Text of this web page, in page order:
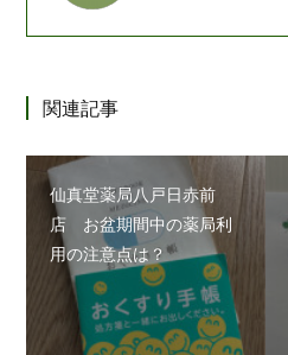
関連記事
仙真堂薬局八戸日赤前
店 お盆期間中の薬局利
用の注意点は？